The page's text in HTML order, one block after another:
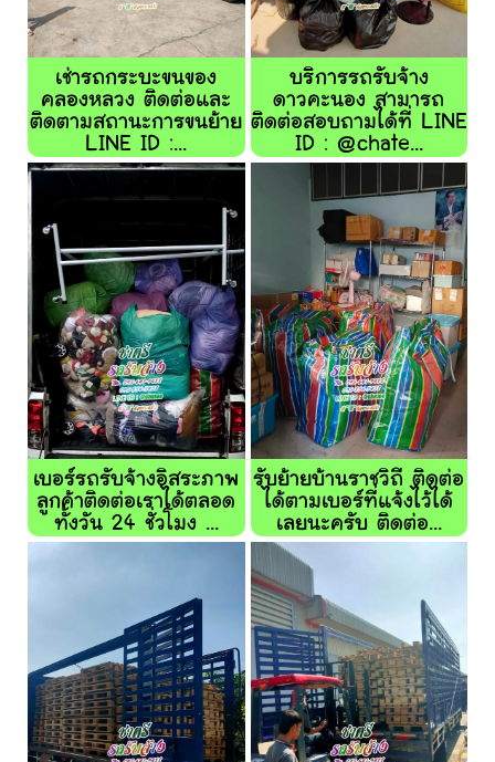
เช่ารถกระบะขนของ
คลองหลวง ติดต่อและ
ติดตามสถานะการขนย้าย
LINE ID :...
บริการรถรับจ้าง
ดาวคะนอง สามารถ
ติดต่อสอบถามได้ที่ LINE
ID : @chate...
เบอร์รถรับจ้างอิสระภาพ
ลูกค้าติดต่อเราได้ตลอด
ทั้งวัน 24 ชั่วโมง ...
รับย้ายบ้านราชวิถี ติดต่อ
ได้ตามเบอร์ที่แจ้งไว้ได้
เลยนะครับ ติดต่อ...